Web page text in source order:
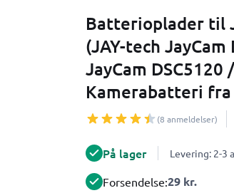
Batterioplader til
(JAY-tech
JayCam DSC5120
Kamerabatteri fra
(8 anmeldelser)
På lager Levering: 2-3
Forsendelse:29 kr.